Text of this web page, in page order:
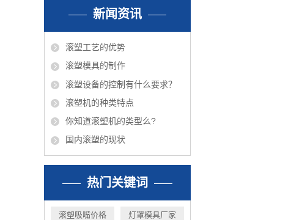
新闻资讯
滚塑工艺的优势
滚塑模具的制作
滚塑设备的控制有什么要求？
滚塑机的种类特点
你知道滚塑机的类型么?
国内滚塑的现状
热门关键词
滚塑吸嘴价格 灯罩模具厂家